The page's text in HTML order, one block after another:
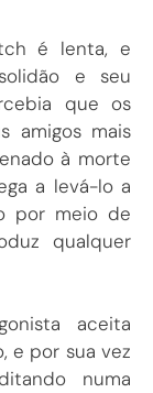
é lenta, e
e seu
que os
amigos mais
à morte
a levá-lo a
por meio de
qualquer
aceita
e por sua vez
numa